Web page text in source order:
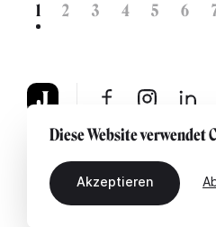
1 2 3 4 5 6
Über uns Rechtshinweis
Diese Website verwendet
Akzeptieren